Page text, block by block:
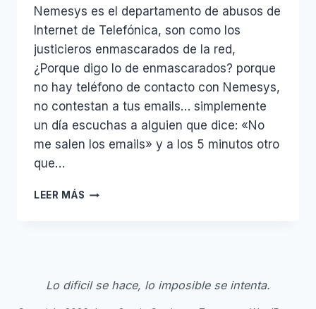
Nemesys es el departamento de abusos de
Internet de Telefónica, son como los
justicieros enmascarados de la red,
¿Porque digo lo de enmascarados? porque
no hay teléfono de contacto con Nemesys,
no contestan a tus emails… simplemente
un dí­a escuchas a alguien que dice: «No
me salen los emails» y a los 5 minutos otro
que…
LEER MÁS NEMESYS
Lo dificil se hace, lo imposible se intenta.